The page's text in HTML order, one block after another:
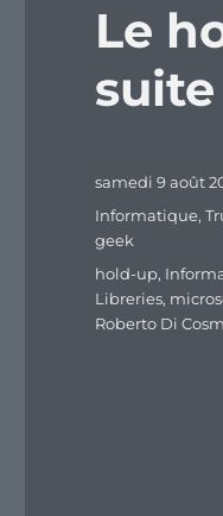
Le
Publié
samedi 9 août
Catégories
Informatique,
geek
Étiquettes
hold-up,
Libreries,
Roberto Di